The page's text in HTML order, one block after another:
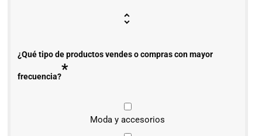
¿Qué tipo de productos vendes o compras con mayor
frecuencia?*
Moda y accesorios